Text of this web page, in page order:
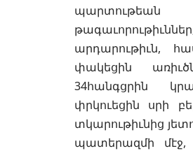
արդարութիւն,
փակեցին
34հանգցրին
փրկուեցին սրի
տկարութիւնից
պատերազմի մէջ,